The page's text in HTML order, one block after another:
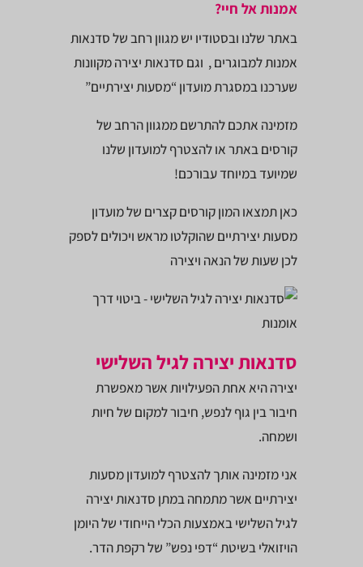
אמנות אל חיי?
באתר שלנו ובסטודיו יש מגוון רחב של סדנאות
אמנות למבוגרים , וגם סדנאות יצירה מקוונות
שערכנו במסגרת מועדון “מסעות יצירתיים”
מזמינה אתכם להתרשם ממגוון הרחב של
קורסים באתר או להצטרף למועדון שלנו
שמיועד במיוחד עבורכם!
כאן תמצאו המון קורסים קצרים של מועדון
מסעות יצירתיים שהוקלטו מראש ויכולים לספק
לכן שעות של הנאה ויצירה
סדנאות יצירה לגיל השלישי
יצירה היא אחת הפעילויות אשר מאפשרת
חיבור בין גוף לנפש, חיבור למקום של חיות
ושמחה.
אני מזמינה אותך להצטרף למועדון מסעות
יצירתיים אשר מתמחה במתן סדנאות יצירה
לגיל השלישי באמצעות הכלי הייחודי של היומן
הויזואלי בשיטת “דפי נפש” של רקפת הדר.